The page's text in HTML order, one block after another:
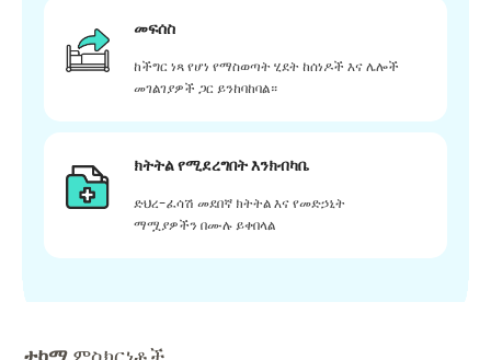
መፍሰስ
ከችግር ነጻ የሆነ የማስወጣት ሂደት ከሰነዶች እና ሌሎች
መገልገያዎች ጋር ይንከባከባል።
ክትትል የሚደረግበት እንክብካቤ
ድህረ-ፈሳሽ መደበኛ ክትትል እና የመድኃኒት
ማሟያዎችን በሙሉ ይቀበላል